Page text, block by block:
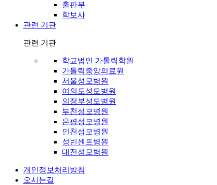
출판부
학보사
관련 기관
관련 기관
학교법인 가톨릭학원
가톨릭중앙의료원
서울성모병원
여의도성모병원
의정부성모병원
부천성모병원
은평성모병원
인천성모병원
성빈센트병원
대전성모병원
개인정보처리방침
오시는길